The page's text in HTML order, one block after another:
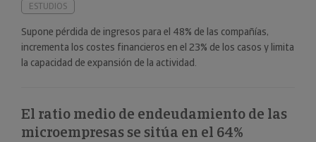
ESTUDIOS
Supone pérdida de ingresos para el 48% de las compañías,
incrementa los costes financieros en el 23% de los casos y limita
la capacidad de expansión de la actividad.
El ratio medio de endeudamiento de las
microempresas se sitúa en el 64%